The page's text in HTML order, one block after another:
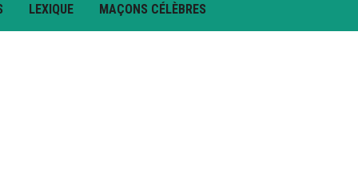
LEXIQUE MAÇONS CÉLÈBRES